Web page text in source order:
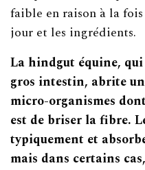
faible en raison à la
jour et les ingrédients.
La hindgut équine,
gros intestin, abrite
micro-organismes
est de briser la fibre.
typiquement et
mais dans certains